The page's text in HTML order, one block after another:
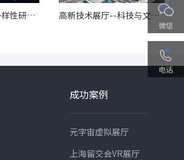
北京潘文石生物多样性研究中心理事摄影作品展 高新技术展厅--科技与文化的碰撞
成功案例
元宇宙虚拟展厅
上海留交会VR展厅
微信
电话